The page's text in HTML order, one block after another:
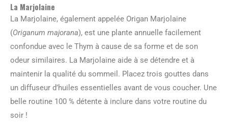
La Marjolaine
La Marjolaine, également appelée Origan Marjolaine
(Origanum majorana), est une plante annuelle facilement
confondue avec le Thym à cause de sa forme et de son
odeur similaires. La Marjolaine aide à se détendre et à
maintenir la qualité du sommeil. Placez trois gouttes dans
un diffuseur d’huiles essentielles avant de vous coucher. Une
belle routine 100 % détente à inclure dans votre routine du
soir !